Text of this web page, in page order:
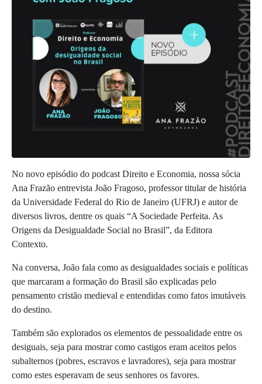
No novo episódio do podcast Direito e Economia, nossa sócia
Ana Frazão entrevista João Fragoso, professor titular de história
da Universidade Federal do Rio de Janeiro (UFRJ) e autor de
diversos livros, dentre os quais “A Sociedade Perfeita. As
Origens da Desigualdade Social no Brasil”, da Editora
Contexto.
Na conversa, João fala como as desigualdades sociais e políticas
que marcaram a formação do Brasil são explicadas pelo
pensamento cristão medieval e entendidas como fatos imutáveis
do destino.
Também são explorados os elementos de pessoalidade entre os
desiguais, seja para mostrar como castigos eram aceitos pelos
subalternos (pobres, escravos e lavradores), seja para mostrar
como estes esperavam de seus senhores os favores.